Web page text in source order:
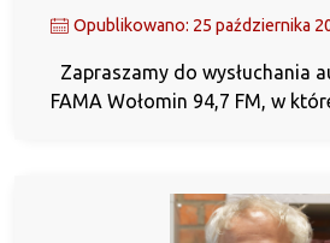
Opublikowano: 25 października
Zapraszamy do wysłuchania
FAMA Wołomin 94,7 FM, w